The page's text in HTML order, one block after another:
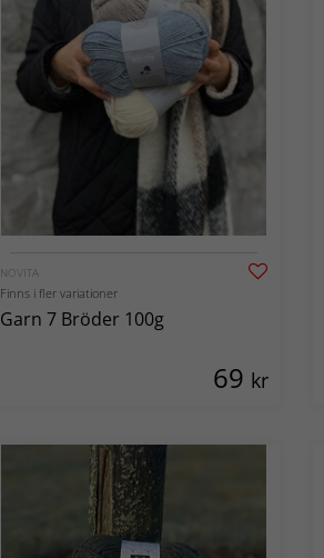
NOVITA
Finns i fler variationer
Garn 7 Bröder 100g
69 kr